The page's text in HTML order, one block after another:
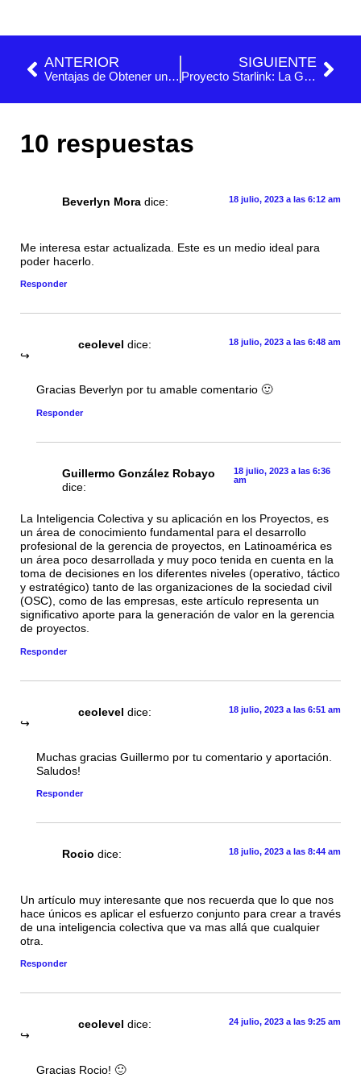
ANTERIOR
Ventajas de Obtener una Certificación Profesional en Gestión de Proyectos
SIGUIENTE
Proyecto Starlink: La Gestión de la Incertidumbre y el Riesgo
10 respuestas
Beverlyn Mora dice: 18 julio, 2023 a las 6:12 am
Me interesa estar actualizada. Este es un medio ideal para
poder hacerlo.
Responder
ceolevel dice: 18 julio, 2023 a las 6:48 am
Gracias Beverlyn por tu amable comentario 🙂
Responder
Guillermo González Robayo
dice:
18 julio, 2023 a las 6:36
am
La Inteligencia Colectiva y su aplicación en los Proyectos, es
un área de conocimiento fundamental para el desarrollo
profesional de la gerencia de proyectos, en Latinoamérica es
un área poco desarrollada y muy poco tenida en cuenta en la
toma de decisiones en los diferentes niveles (operativo, táctico
y estratégico) tanto de las organizaciones de la sociedad civil
(OSC), como de las empresas, este artículo representa un
significativo aporte para la generación de valor en la gerencia
de proyectos.
Responder
ceolevel dice: 18 julio, 2023 a las 6:51 am
Muchas gracias Guillermo por tu comentario y aportación.
Saludos!
Responder
Rocio dice: 18 julio, 2023 a las 8:44 am
Un artículo muy interesante que nos recuerda que lo que nos
hace únicos es aplicar el esfuerzo conjunto para crear a través
de una inteligencia colectiva que va mas allá que cualquier
otra.
Responder
ceolevel dice: 24 julio, 2023 a las 9:25 am
Gracias Rocio! 🙂